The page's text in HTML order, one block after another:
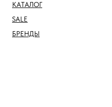
КАТАЛОГ
SALE
БРЕНДЫ